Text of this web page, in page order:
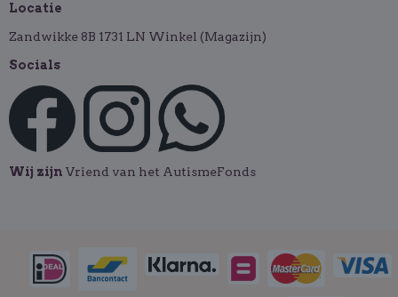
Locatie
Zandwikke 8B 1731 LN Winkel (Magazijn)
Socials
Wij zijn Vriend van het AutismeFonds